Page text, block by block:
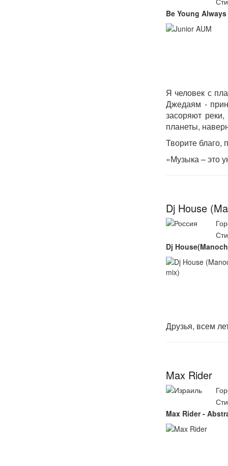
Be Young Always
Я человек с
Джедаям -
засоряют
планеты,
Творите благо,
«Музыка – это
Dj House
Dj
Друзья, всем
Max Rider
Max Rider -